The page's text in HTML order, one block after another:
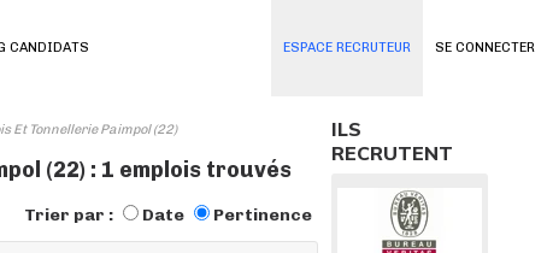
SE CONNECTER
CANDIDATS ESPACE RECRUTEUR
Et Tonnellerie Paimpol (22)
(22) : 1 emplois trouvés
Trier par : Date Pertinence
ILS
RECRUTENT